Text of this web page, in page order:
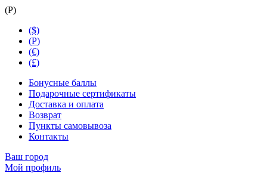
(Р)
($)
(Р)
(€)
(£)
Бонусные баллы
Подарочные сертификаты
Доставка и оплата
Возврат
Пункты самовывоза
Контакты
Ваш город
Мой профиль